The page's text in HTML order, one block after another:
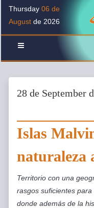
Thursday 06 de
August de 2026
28 de September
Islas
naturaleza
Territorio con una
rasgos suficientes
donde además de la